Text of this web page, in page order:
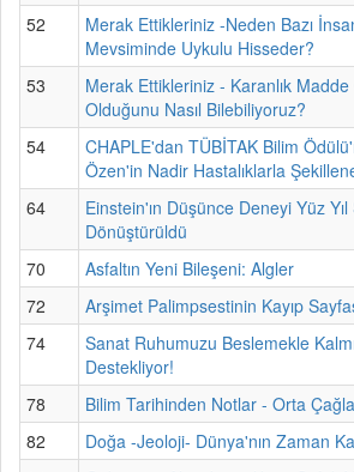
52
Merak Ettikleriniz -Neden Bazı
Mevsiminde Uykulu Hisseder?
53
Merak Ettikleriniz - Karanlık
Olduğunu Nasıl Bilebiliyoruz?
54
CHAPLE'dan TÜBİTAK Bilim
Özen'in Nadir Hastalıklarla
64
Einstein'ın Düşünce Deneyi Yüz
Dönüştürüldü
70
Asfaltın Yeni Bileşeni: Algler
72
Arşimet Palimpsestinin Kayıp
74
Sanat Ruhumuzu Beslemekle
Destekliyor!
78
Bilim Tarihinden Notlar - Orta
82
Doğa -Jeoloji- Dünya'nın Zaman